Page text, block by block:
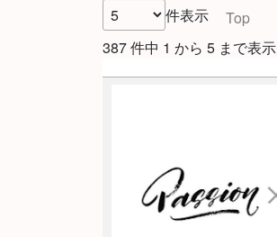
件表示 Top
387 件中 1 から 5 まで表示